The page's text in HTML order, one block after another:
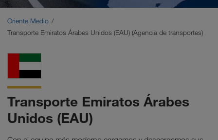
Norte de África
Oriente Medio
Transporte Emiratos Árabes Unidos (EAU) (Agencia de transportes)
Transporte Emiratos Árabes
Unidos (EAU)